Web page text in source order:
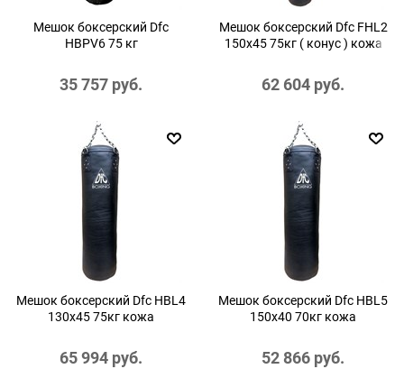
Мешок боксерский Dfc
HBPV6 75 кг
35 757 руб.
Мешок боксерский Dfc FHL2
150х45 75кг ( конус ) кожа
62 604 руб.
Мешок боксерский Dfc HBL4
130х45 75кг кожа
65 994 руб.
Мешок боксерский Dfc HBL5
150х40 70кг кожа
52 866 руб.